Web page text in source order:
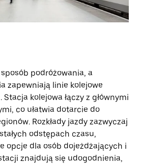
podróżowania, a
zapewniają linie kolejowe
kolejowa łączy z głównymi
co ułatwia dotarcie do
Rozkłady jazdy zazwyczaj
odstępach czasu,
opcje dla osób dojeżdżających i
znajdują się udogodnienia,